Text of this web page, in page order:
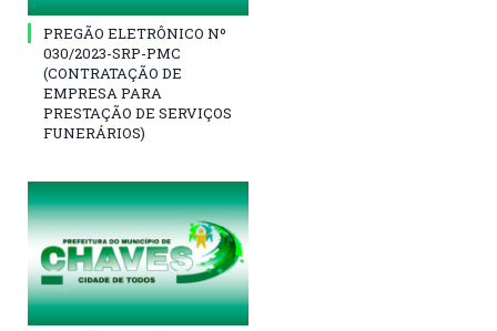
PREGÃO ELETRÔNICO Nº
030/2023-SRP-PMC
(CONTRATAÇÃO DE
EMPRESA PARA
PRESTAÇÃO DE SERVIÇOS
FUNERÁRIOS)